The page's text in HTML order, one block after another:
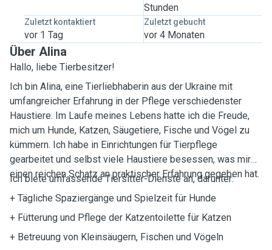
Stunden
Zuletzt kontaktiert
vor 1 Tag
Zuletzt gebucht
vor 4 Monaten
Über Alina
Hallo, liebe Tierbesitzer!
Ich bin Alina, eine Tierliebhaberin aus der Ukraine mit
umfangreicher Erfahrung in der Pflege verschiedenster
Haustiere. Im Laufe meines Lebens hatte ich die Freude,
mich um Hunde, Katzen, Säugetiere, Fische und Vögel zu
kümmern. Ich habe in Einrichtungen für Tierpflege
gearbeitet und selbst viele Haustiere besessen, was mir
einen reichen Schatz an praktischer Erfahrung gegeben hat.
Ich biete umfassende Tiersitter-Dienste an, darunter:
+ Tägliche Spaziergänge und Spielzeit für Hunde
+ Fütterung und Pflege der Katzentoilette für Katzen
+ Betreuung von Kleinsäugern, Fischen und Vögeln